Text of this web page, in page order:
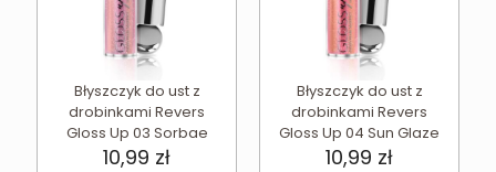
Błyszczyk do ust z
drobinkami Revers
Gloss Up 03 Sorbae
10,99 zł
Błyszczyk do ust z
drobinkami Revers
Gloss Up 04 Sun Glaze
10,99 zł